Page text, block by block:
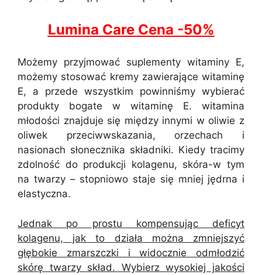
Lumina Care Cena -50%
Możemy przyjmować suplementy witaminy E,
możemy stosować kremy zawierające witaminę
E, a przede wszystkim powinniśmy wybierać
produkty bogate w witaminę E. witamina
młodości znajduje się między innymi w oliwie z
oliwek przeciwwskazania, orzechach i
nasionach słonecznika składniki. Kiedy tracimy
zdolność do produkcji kolagenu, skóra-w tym
na twarzy – stopniowo staje się mniej jędrna i
elastyczna.
Jednak po prostu kompensując deficyt
kolagenu, jak to działa można zmniejszyć
głębokie zmarszczki i widocznie odmłodzić
skórę twarzy skład. Wybierz wysokiej jakości